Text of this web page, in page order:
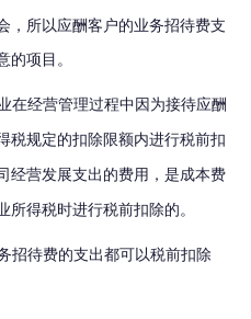
，所以应酬客户的业务招待费支
的项目。
在经营管理过程中因为接待应酬
税规定的扣除限额内进行税前扣
经营发展支出的费用，是成本费
所得税时进行税前扣除的。
招待费的支出都可以税前扣除